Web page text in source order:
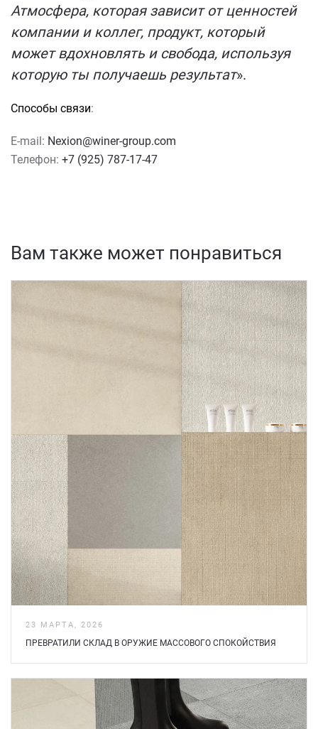
Атмосфера, которая зависит от ценностей
компании и коллег, продукт, который
может вдохновлять и свобода, используя
которую ты получаешь результат».
Способы связи:
E-mail: Nexion@winer-group.com
Телефон: +7 (925) 787-17-47
Вам также может понравиться
23 МАРТА, 2026
ПРЕВРАТИЛИ СКЛАД В ОРУЖИЕ МАССОВОГО СПОКОЙСТВИЯ